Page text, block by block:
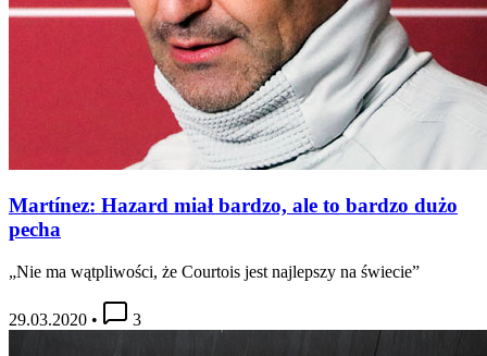
Martínez: Hazard miał bardzo, ale to bardzo dużo
pecha
„Nie ma wątpliwości, że Courtois jest najlepszy na świecie”
29.03.2020 • 3